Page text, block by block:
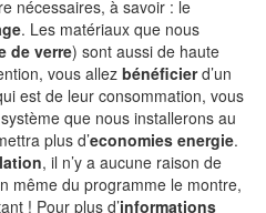
nécessaires, à savoir : le
. Les matériaux que nous
de verre) sont aussi de haute
vous allez bénéficierd’un
est de leur consommation, vous
que nous installerons au
plus d’economies energie.
, il n’y a aucune raison de
même du programme le montre,
! Pour plus d’informations